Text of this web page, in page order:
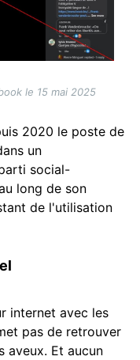
le 15 mai 2025
2020 le poste de
un
social-
long de son
de l'utilisation
internet avec les
pas de retrouver
aveux. Et aucun